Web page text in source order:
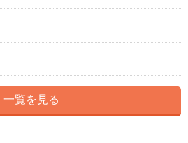
一覧を見る